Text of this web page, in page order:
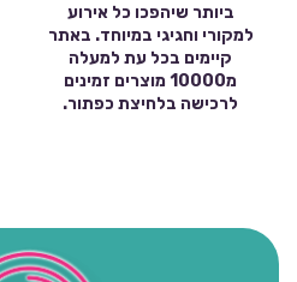
ביותר שיהפכו כל אירוע
למקורי וחגיגי במיוחד. באתר
קיימים בכל עת למעלה
מ10000 מוצרים זמינים
לרכישה בלחיצת כפתור.